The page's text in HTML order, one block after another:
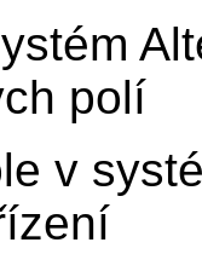
polí
v